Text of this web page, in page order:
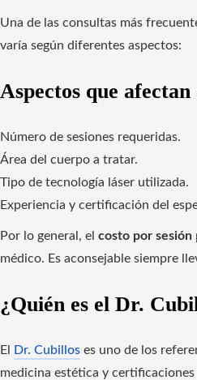
Una de las consultas más
varía según diferentes aspectos:
Aspectos que afectan
Número de sesiones requeridas.
Área del cuerpo a tratar.
Tipo de tecnología láser utilizada.
Experiencia y certificación del
Por lo general, el costo por sesión
médico. Es aconsejable siempre
¿Quién es el Dr.
El Dr. Cubillos es uno de los
medicina estética y